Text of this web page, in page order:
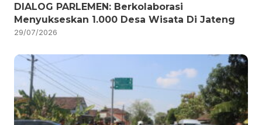
DIALOG PARLEMEN: Berkolaborasi
Menyukseskan 1.000 Desa Wisata Di Jateng
29/07/2026